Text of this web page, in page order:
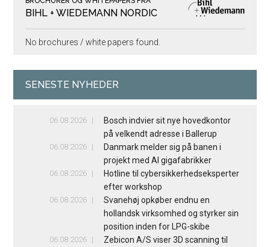
BIHL + WIEDEMANN NORDIC
No brochures / white papers found.
SENESTE NYHEDER
06.08.2026
Bosch indvier sit nye hovedkontor
på velkendt adresse i Ballerup
06.08.2026
Danmark melder sig på banen i
projekt med AI gigafabrikker
06.08.2026
Hotline til cybersikkerhedseksperter
efter workshop
06.08.2026
Svanehøj opkøber endnu en
hollandsk virksomhed og styrker sin
position inden for LPG-skibe
06.08.2026
Zebicon A/S viser 3D scanning til